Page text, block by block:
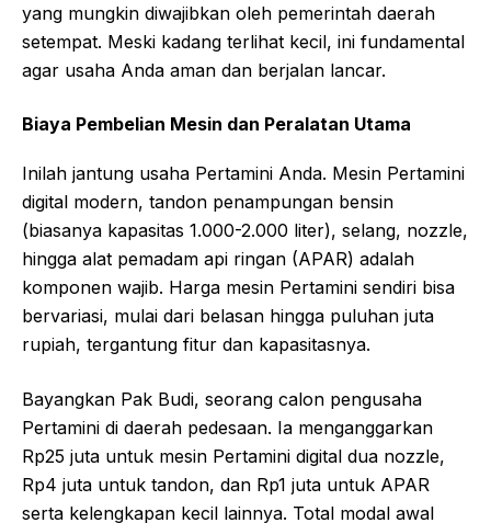
yang mungkin diwajibkan oleh pemerintah daerah
setempat. Meski kadang terlihat kecil, ini fundamental
agar usaha Anda aman dan berjalan lancar.
Biaya Pembelian Mesin dan Peralatan Utama
Inilah jantung usaha Pertamini Anda. Mesin Pertamini
digital modern, tandon penampungan bensin
(biasanya kapasitas 1.000-2.000 liter), selang, nozzle,
hingga alat pemadam api ringan (APAR) adalah
komponen wajib. Harga mesin Pertamini sendiri bisa
bervariasi, mulai dari belasan hingga puluhan juta
rupiah, tergantung fitur dan kapasitasnya.
Bayangkan Pak Budi, seorang calon pengusaha
Pertamini di daerah pedesaan. Ia menganggarkan
Rp25 juta untuk mesin Pertamini digital dua nozzle,
Rp4 juta untuk tandon, dan Rp1 juta untuk APAR
serta kelengkapan kecil lainnya. Total modal awal